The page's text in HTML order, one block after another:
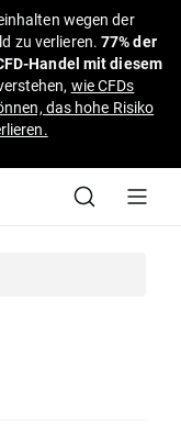
wegen der
zu verlieren.77% der
Handel mit diesem
wie CFDs
das hohe Risiko